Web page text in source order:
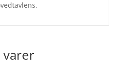
varer